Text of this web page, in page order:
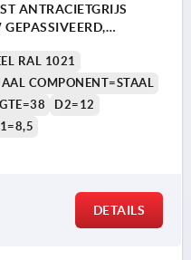
ANTRACIETGRIJS
RAL 1021
COMPONENT=STAAL
D2=12
DETAILS